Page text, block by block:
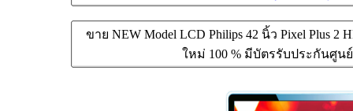
ขาย NEW Model LCD Philips 42 นิ้ว Pixel Plus 2
ใหม่ 100 % มีบัตรรับประกันศูน